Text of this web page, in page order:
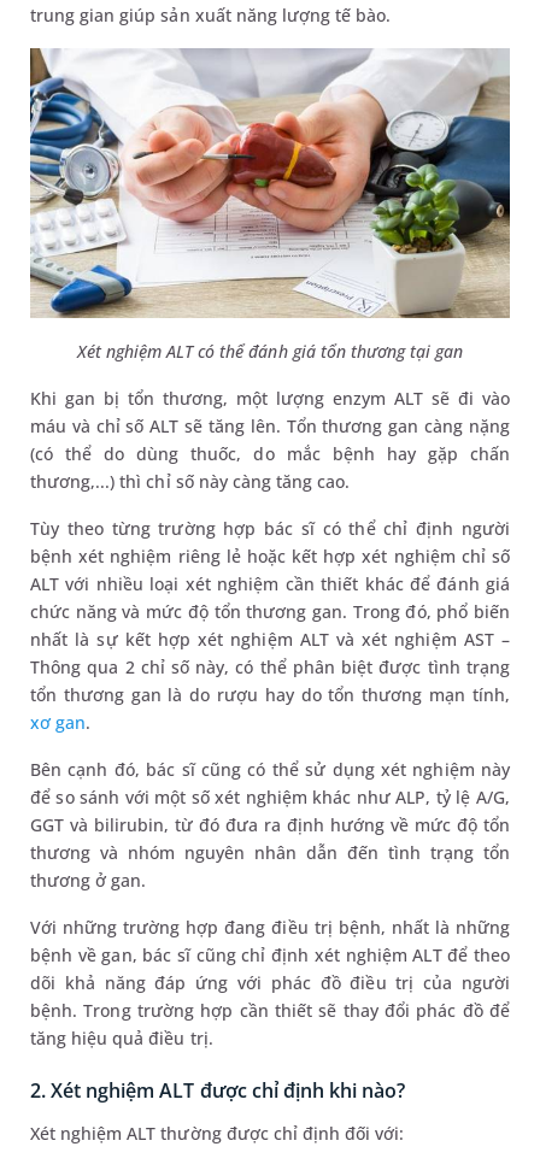
trung gian giúp sản xuất năng lượng tế bào.
Xét nghiệm ALT có thể đánh giá tổn thương tại gan
Khi gan bị tổn thương, một lượng enzym ALT sẽ đi vào
máu và chỉ số ALT sẽ tăng lên. Tổn thương gan càng nặng
(có thể do dùng thuốc, do mắc bệnh hay gặp chấn
thương,...) thì chỉ số này càng tăng cao.
Tùy theo từng trường hợp bác sĩ có thể chỉ định người
bệnh xét nghiệm riêng lẻ hoặc kết hợp xét nghiệm chỉ số
ALT với nhiều loại xét nghiệm cần thiết khác để đánh giá
chức năng và mức độ tổn thương gan. Trong đó, phổ biến
nhất là sự kết hợp xét nghiệm ALT và xét nghiệm AST –
Thông qua 2 chỉ số này, có thể phân biệt được tình trạng
tổn thương gan là do rượu hay do tổn thương mạn tính,
xơ gan.
Bên cạnh đó, bác sĩ cũng có thể sử dụng xét nghiệm này
để so sánh với một số xét nghiệm khác như ALP, tỷ lệ A/G,
GGT và bilirubin, từ đó đưa ra định hướng về mức độ tổn
thương và nhóm nguyên nhân dẫn đến tình trạng tổn
thương ở gan.
Với những trường hợp đang điều trị bệnh, nhất là những
bệnh về gan, bác sĩ cũng chỉ định xét nghiệm ALT để theo
dõi khả năng đáp ứng với phác đồ điều trị của người
bệnh. Trong trường hợp cần thiết sẽ thay đổi phác đồ để
tăng hiệu quả điều trị.
2. Xét nghiệm ALT được chỉ định khi nào?
Xét nghiệm ALT thường được chỉ định đối với: